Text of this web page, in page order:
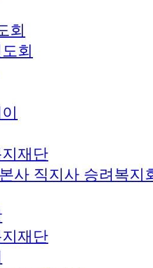
회
회
재단
사 직지사 승려복지
재단